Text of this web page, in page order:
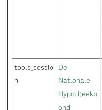
tools_sessio
n
De
Nationale
Hypotheekb
ond